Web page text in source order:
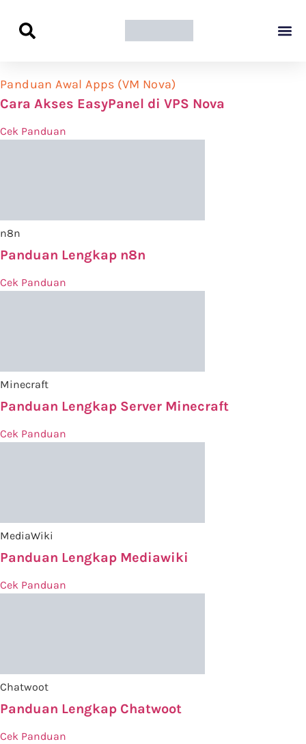
Panduan Awal Apps (VM Nova)
Cara Akses EasyPanel di VPS Nova
Cek Panduan
n8n
Panduan Lengkap n8n
Cek Panduan
Minecraft
Panduan Lengkap Server Minecraft
Cek Panduan
MediaWiki
Panduan Lengkap Mediawiki
Cek Panduan
Chatwoot
Panduan Lengkap Chatwoot
Cek Panduan